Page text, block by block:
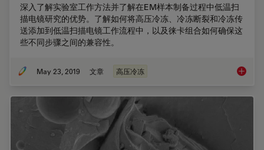
深入了解实验室工作方法并了解在EM样本制备过程中低温扫
描电镜研究的优势。了解如何将高压冷冻、冷冻断裂和冷冻传
送添加到低温扫描电镜工作流程中，以及徕卡组合如何确保这
些不同步骤之间的兼容性。
May 23, 2019 文章 高压冷冻 专家在